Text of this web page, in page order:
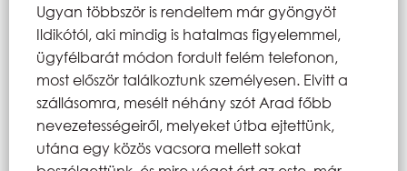
Ugyan többször is rendeltem már gyöngyöt
Ildikótól, aki mindig is hatalmas figyelemmel,
ügyfélbarát módon fordult felém telefonon,
most először találkoztunk személyesen. Elvitt a
szállásomra, mesélt néhány szót Arad főbb
nevezetességeiről, melyeket útba ejtettünk,
utána egy közös vacsora mellett sokat